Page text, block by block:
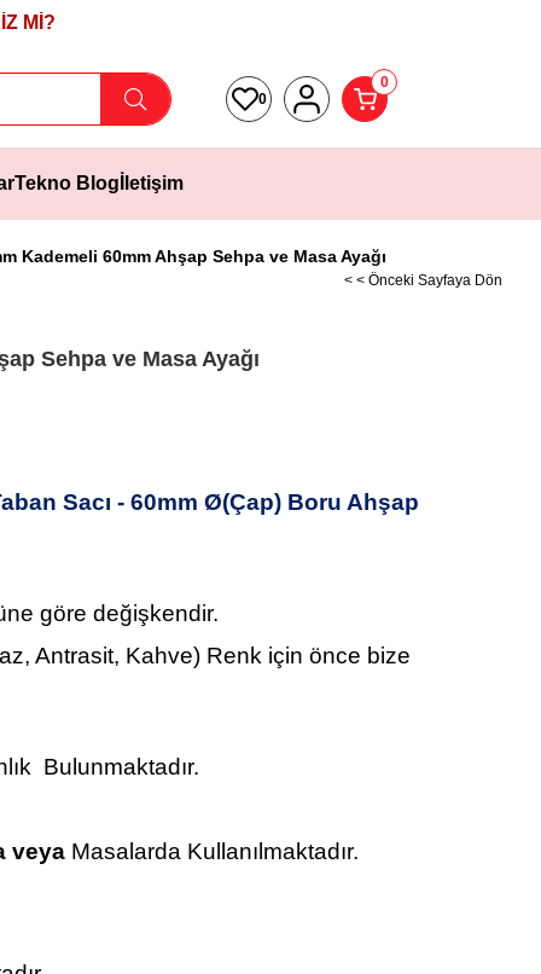
Mİ?
0
0
Tekno Blog İletişim
Kademeli 60mm Ahşap Sehpa ve Masa Ayağı
< < Önceki Sayfaya Dön
Sehpa ve Masa Ayağı
Sacı - 60mm Ø(Çap) Boru Ahşap
göre değişkendir.
Antrasit, Kahve) Renk için önce bize
Bulunmaktadır.
veya Masalarda Kullanılmaktadır.